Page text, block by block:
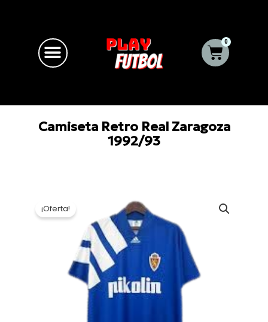
0
Carrito
Camiseta Retro Real Zaragoza
1992/93
¡Oferta!